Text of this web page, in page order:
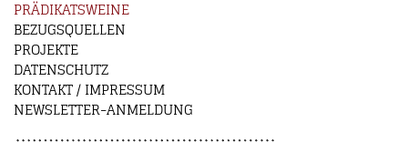
PRÄDIKATSWEINE
BEZUGSQUELLEN
PROJEKTE
DATENSCHUTZ
KONTAKT / IMPRESSUM
NEWSLETTER-ANMELDUNG